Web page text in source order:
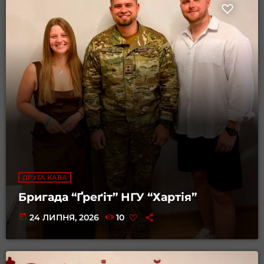
ДРУГА КАВА
Бригада “Ґреґіт” НГУ “Хартія”
today 24 ЛИПНЯ, 2026 10